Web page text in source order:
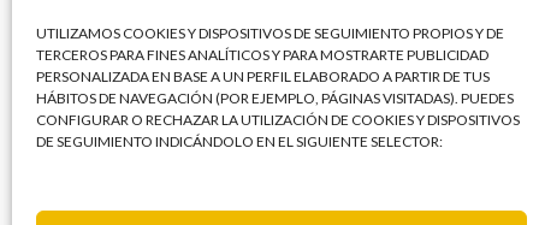
UTILIZAMOS COOKIES Y DISPOSITIVOS DE SEGUIMIENTO PROPIOS Y DE
TERCEROS PARA FINES ANALÍTICOS Y PARA MOSTRARTE PUBLICIDAD
PERSONALIZADA EN BASE A UN PERFIL ELABORADO A PARTIR DE TUS
HÁBITOS DE NAVEGACIÓN (POR EJEMPLO, PÁGINAS VISITADAS). PUEDES
CONFIGURAR O RECHAZAR LA UTILIZACIÓN DE COOKIES Y DISPOSITIVOS
DE SEGUIMIENTO INDICÁNDOLO EN EL SIGUIENTE SELECTOR:
C/. MERCEDES, LAS TORRES, S/N,
PABELLÓN SANTIAGO MARTÍN - TERCERA PLANTA